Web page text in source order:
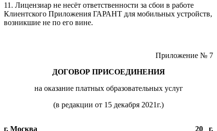
11. Лицензиар не несёт ответственности за сбои в работе
Клиентского Приложения ГАРАНТ для мобильных устройств,
возникшие не по его вине.
Приложение № 7
ДОГОВОР ПРИСОЕДИНЕНИЯ
на оказание платных образовательных услуг
(в редакции от 15 декабря 2021г.)
г. Москва __ ____________ 20_ г.